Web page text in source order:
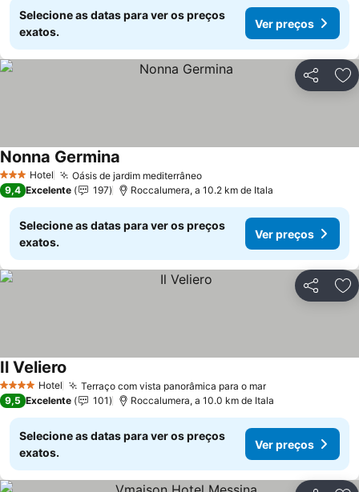
Selecione as datas para ver os preços
exatos.
Ver preços
Partilhar
3 EstrelasHotel Oásis de jardim mediterrâneo
Nonna Germina
9,4 Excelente 197 Roccalumera, a 10.2 km de Itala
Selecione as datas para ver os preços
exatos.
Ver preços
Partilhar
4 EstrelasHotel Terraço com vista panorâmica para o mar
Il Veliero
9,5 Excelente 101 Roccalumera, a 10.0 km de Itala
Selecione as datas para ver os preços
exatos.
Ver preços